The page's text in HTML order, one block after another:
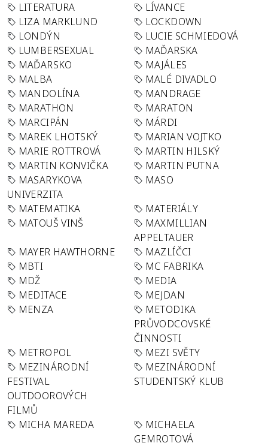
LITERATURA
LÍVANCE
LIZA MARKLUND
LOCKDOWN
LONDÝN
LUCIE SCHMIEDOVÁ
LUMBERSEXUAL
MAĎARSKA
MAĎARSKO
MAJÁLES
MALBA
MALÉ DIVADLO
MANDOLÍNA
MANDRAGE
MARATHON
MARATON
MARCIPÁN
MÁRDI
MAREK LHOTSKÝ
MARIAN VOJTKO
MARIE ROTTROVÁ
MARTIN HILSKÝ
MARTIN KONVIČKA
MARTIN PUTNA
MASARYKOVA
UNIVERZITA
MASO
MATEMATIKA
MATERIÁLY
MATOUŠ VINŠ
MAXMILLIAN
APPELTAUER
MAYER HAWTHORNE
MAZLÍČCI
MBTI
MC FABRIKA
MDŽ
MEDIA
MEDITACE
MEJDAN
MENZA
METODIKA
PRŮVODCOVSKÉ
ČINNOSTI
METROPOL
MEZI SVĚTY
MEZINÁRODNÍ
FESTIVAL
OUTDOOROVÝCH
FILMŮ
MEZINÁRODNÍ
STUDENTSKÝ KLUB
MICHA MAREDA
MICHAELA
GEMROTOVÁ